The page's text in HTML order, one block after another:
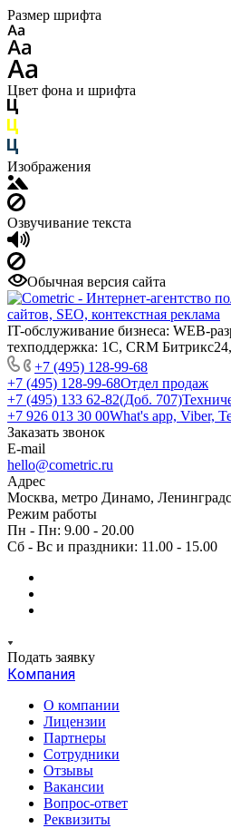
Размер шрифта
Цвет фона и шрифта
Изображения
Озвучивание текста
Обычная версия сайта
IT-обслуживание бизнеса: WEB-
техподдержка: 1С, CRM
+7 (495) 128-99-68
+7 (495) 128-99-68Отдел продаж
+7 (495) 133 62-82(Доб. 707)
+7 926 013 30 00What's app, Viber,
Заказать звонок
E-mail
hello@cometric.ru
Адрес
Москва, метро Динамо,
Режим работы
Пн - Пн: 9.00 - 20.00
Сб - Вс и праздники: 11.00 - 15.00
Подать заявку
Компания
О компании
Лицензии
Партнеры
Сотрудники
Отзывы
Вакансии
Вопрос-ответ
Реквизиты